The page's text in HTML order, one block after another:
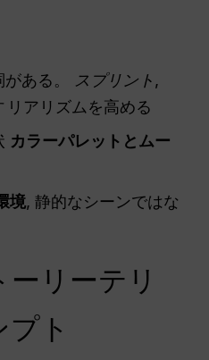
ある。 スプリント,
リアリズムを高める
カラーパレットとムー
境, 静的なシーンではな
リーテリ
ト